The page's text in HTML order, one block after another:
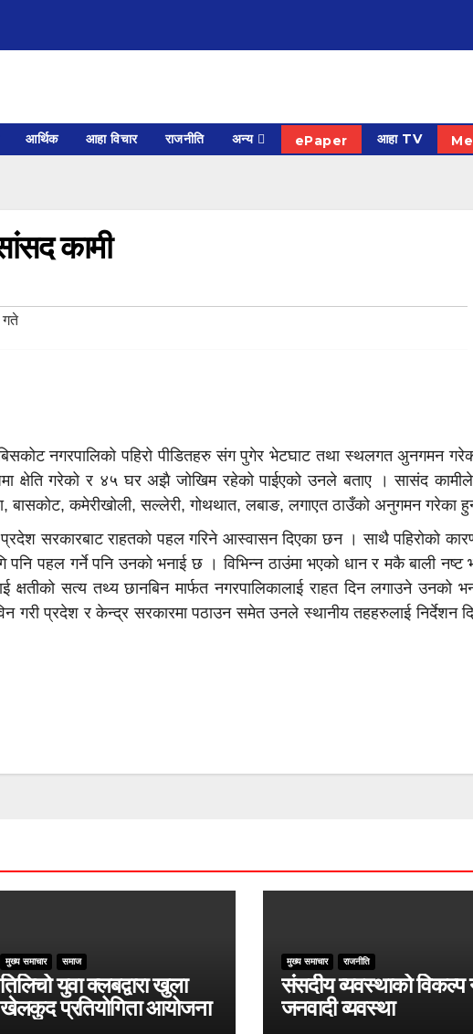
आर्थिक आहा विचार राजनीति अन्य ePaper आहा TV
कामी
गते
नगरपालिको पहिरो पीडितहरु संग पुगेर भेटघाट तथा स्थलगत अुनगमन
क्षेति गरेको र ४५ घर अझै जोखिम रहेको पाईएको उनले बताए । सासंद
बासकोट, कमेरीखोली, सल्लेरी, गोथथात, लबाङ, लगाएत ठाउँको अनुगमन गरेका
प्रदेश सरकारबाट राहतको पहल गरिने आस्वासन दिएका छन । साथै पहिरोको
पनि पहल गर्ने पनि उनको भनाई छ । विभिन्न ठाउंमा भएको धान र मकै बाली नष्ट
क्षतीको सत्य तथ्य छानबिन मार्फत नगरपालिकालाई राहत दिन लगाउने उनको
गरी प्रदेश र केन्द्र सरकारमा पठाउन समेत उनले स्थानीय तहहरुलाई निर्देशन
मुख्य समाचार समाज
तिलिचो युवा क्लबद्वारा खुला
खेलकुद प्रतियोगिता आयोजना
मुख्य समाचार राजनीति
संसदीय व्यवस्थाको विकल्प
जनवादी व्यवस्था